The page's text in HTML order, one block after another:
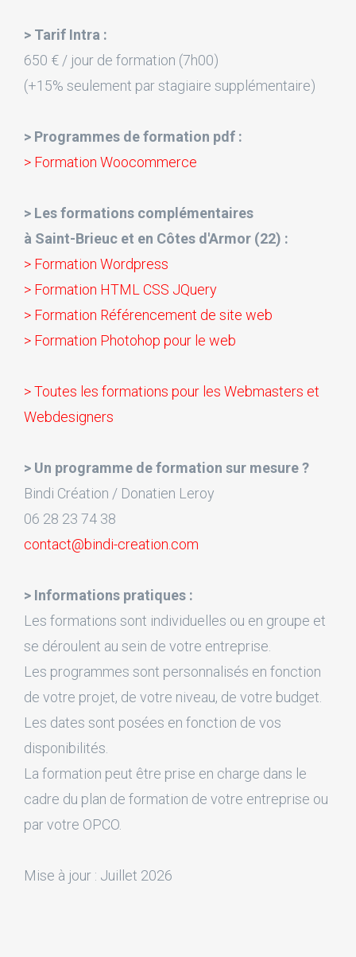
> Tarif Intra :
650 € / jour de formation (7h00)
(+15% seulement par stagiaire supplémentaire)
> Programmes de formation pdf :
> Formation Woocommerce
> Les formations complémentaires
à Saint-Brieuc et en Côtes d'Armor (22) :
> Formation Wordpress
> Formation HTML CSS JQuery
> Formation Référencement de site web
> Formation Photohop pour le web
> Toutes les formations pour les Webmasters et
Webdesigners
> Un programme de formation sur mesure ?
Bindi Création / Donatien Leroy
06 28 23 74 38
contact@bindi-creation.com
> Informations pratiques :
Les formations sont individuelles ou en groupe et
se déroulent au sein de votre entreprise.
Les programmes sont personnalisés en fonction
de votre projet, de votre niveau, de votre budget.
Les dates sont posées en fonction de vos
disponibilités.
La formation peut être prise en charge dans le
cadre du plan de formation de votre entreprise ou
par votre OPCO.
Mise à jour : Juillet 2026